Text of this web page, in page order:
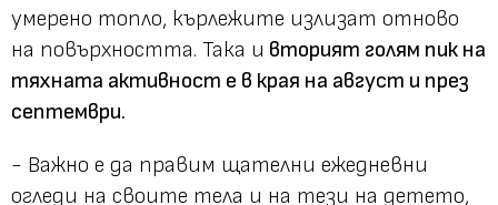
умерено топло, кърлежите излизат отново
на повърхността. Така и вторият голям пик на
тяхната активност е в края на август и през
септември.
- Важно е да правим щателни ежедневни
огледи на своите тела и на тези на детето,